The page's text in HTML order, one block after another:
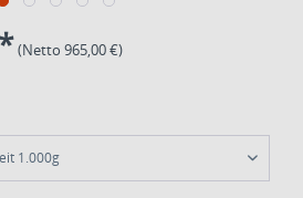
(Netto 965,00 €)
1.000g